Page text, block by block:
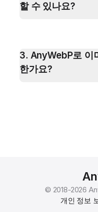
할 수 있나요?
3. AnyWebP로 이
한가요?
© 2018-2026
개인 정보